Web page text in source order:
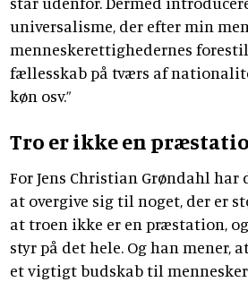
universalisme, der efter min
menneskerettighedernes
fællesskab på tværs af
køn osv.”
Tro er ikke en
For Jens Christian Grøndahl
at overgive sig til noget, der er
at troen ikke er en præstation,
styr på det hele. Og han mener,
et vigtigt budskab til